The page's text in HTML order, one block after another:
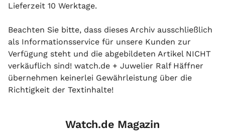
Lieferzeit 10 Werktage.
Beachten Sie bitte, dass dieses Archiv ausschließlich
als Informationsservice für unsere Kunden zur
Verfügung steht und die abgebildeten Artikel NICHT
verkäuflich sind! watch.de + Juwelier Ralf Häffner
übernehmen keinerlei Gewährleistung über die
Richtigkeit der Textinhalte!
Watch.de Magazin